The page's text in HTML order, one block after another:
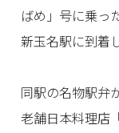
ばめ」号に乗っ
新玉名駅に到着
同駅の名物駅弁
老舗日本料理店